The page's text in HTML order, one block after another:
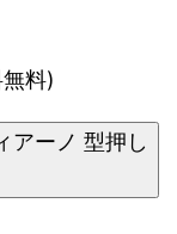
料)
アーノ 型押し